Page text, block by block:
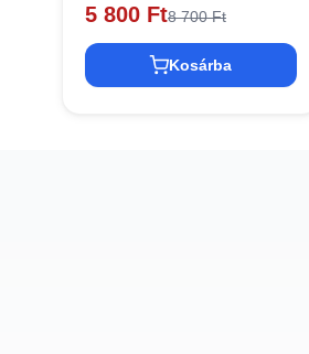
5 800 Ft8 700 Ft
Kosárba